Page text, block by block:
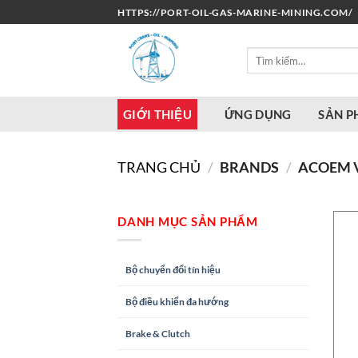
qua
HTTPS://PORT-OIL-GAS-MARINE-MINING.COM/
GIỚI THIỆU ỨNG DỤNG SẢN
TRANG CHỦ / BRANDS / ACOEM
DANH MỤC SẢN PHẨM
Bộ chuyển đổi tín hiệu
Bộ điều khiển đa hướng
Brake & Clutch